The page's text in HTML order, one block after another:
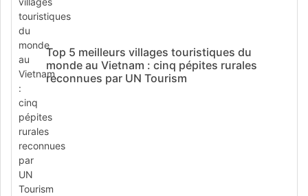
Top 5 meilleurs villages touristiques du
monde au Vietnam : cinq pépites rurales
reconnues par UN Tourism